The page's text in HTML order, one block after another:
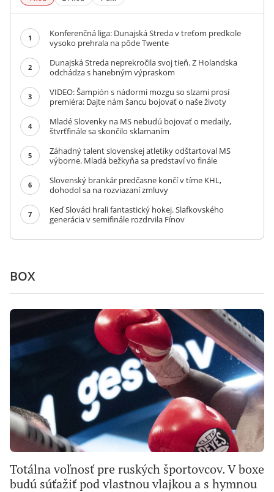
1
Konferenčná liga: Dunajská Streda v treťom predkole
vysoko prehrala na pôde Twente
2
Dunajská Streda neprekročila svoj tieň. Z Holandska
odchádza s hanebným výpraskom
3
VIDEO: Šampión s nádormi mozgu so slzami prosí
premiéra: Dajte nám šancu bojovať o naše životy
4
Mladé Slovenky na MS nebudú bojovať o medaily,
štvrťfinále sa skončilo sklamaním
5
Záhadný talent slovenskej atletiky odštartoval MS
výborne. Mladá bežkyňa sa predstaví vo finále
6
Slovenský brankár predčasne končí v tíme KHL,
dohodol sa na rozviazaní zmluvy
7
Keď Slováci hrali fantastický hokej. Slafkovského
generácia v semifinále rozdrvila Fínov
BOX
Totálna voľnosť pre ruských športovcov. V boxe
budú súťažiť pod vlastnou vlajkou a s hymnou